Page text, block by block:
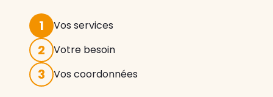
1 Vos services
2 Votre besoin
3 Vos coordonnées